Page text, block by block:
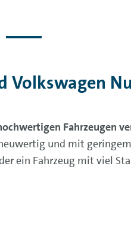
Volkswagen
Fahrzeugen
und mit
ein Fahrzeug mit viel